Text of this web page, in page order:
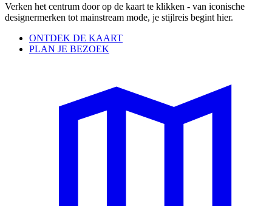
Verken het centrum door op de kaart te klikken - van iconische
designermerken tot mainstream mode, je stijlreis begint hier.
ONTDEK DE KAART
PLAN JE BEZOEK